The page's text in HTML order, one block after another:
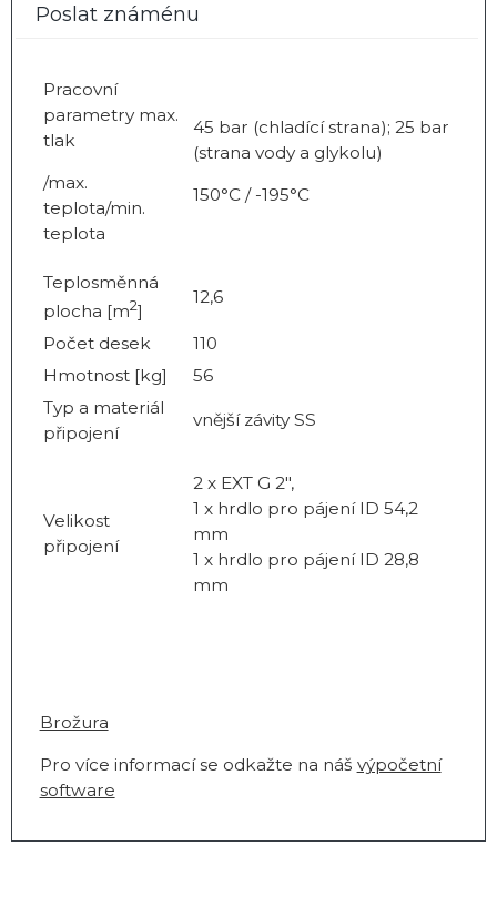
Poslat známénu
Pracovní
parametry max.
tlak
/max.
teplota/min.
teplota
45 bar (chladící strana); 25 bar
(strana vody a glykolu)
150°C / -195°C
Teplosměnná
plocha [m2]
12,6
Počet desek
110
Hmotnost [kg]
56
Typ a materiál
připojení
vnější závity SS
Velikost
připojení
2 x EXT G 2",
1 x hrdlo pro pájení ID 54,2
mm
1 x hrdlo pro pájení ID 28,8
mm
Brožura
Pro více informací se odkažte na náš výpočetní
software